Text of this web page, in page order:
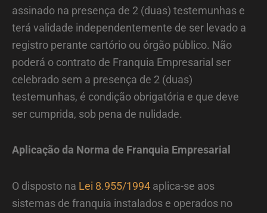
assinado na presença de 2 (duas) testemunhas e
terá validade independentemente de ser levado a
registro perante cartório ou órgão público. Não
poderá o contrato de Franquia Empresarial ser
celebrado sem a presença de 2 (duas)
testemunhas, é condição obrigatória e que deve
ser cumprida, sob pena de nulidade.
Aplicação da Norma de Franquia Empresarial
O disposto na Lei 8.955/1994 aplica-se aos
sistemas de franquia instalados e operados no